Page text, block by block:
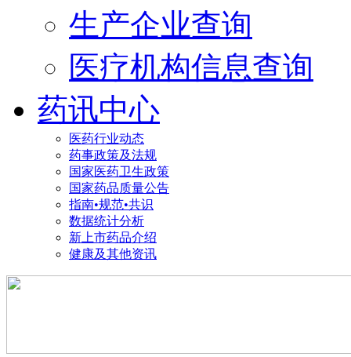
生产企业查询
医疗机构信息查询
药讯中心
医药行业动态
药事政策及法规
国家医药卫生政策
国家药品质量公告
指南•规范•共识
数据统计分析
新上市药品介绍
健康及其他资讯